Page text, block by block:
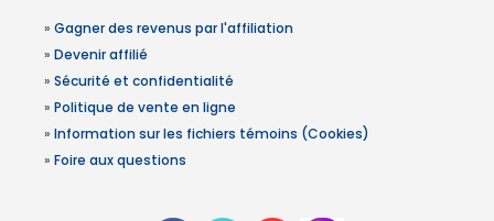
» Gagner des revenus par l'affiliation
» Devenir affilié
» Sécurité et confidentialité
» Politique de vente en ligne
» Information sur les fichiers témoins (Cookies)
» Foire aux questions